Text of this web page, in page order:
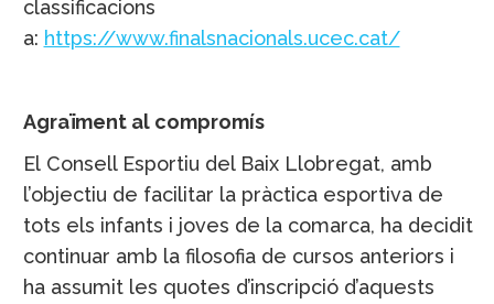
classificacions
a: https://www.finalsnacionals.ucec.cat/
Agraïment al compromís
El Consell Esportiu del Baix Llobregat, amb
l’objectiu de facilitar la pràctica esportiva de
tots els infants i joves de la comarca, ha decidit
continuar amb la filosofia de cursos anteriors i
ha assumit les quotes d’inscripció d’aquests